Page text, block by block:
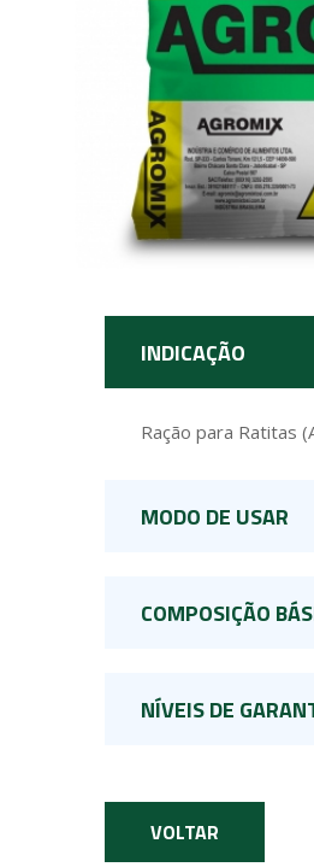
INDICAÇÃO
Ração para Ratitas
MODO DE USAR
COMPOSIÇÃO
NÍVEIS DE
VOLTAR